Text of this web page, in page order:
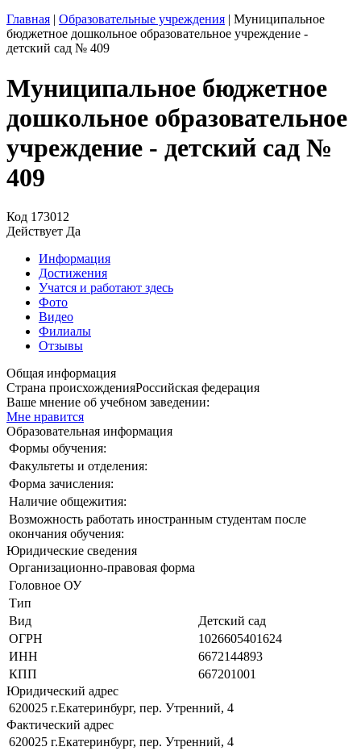
Главная | Образовательные учреждения | Муниципальное
бюджетное дошкольное образовательное учреждение -
детский сад № 409
Муниципальное бюджетное
дошкольное образовательное
учреждение - детский сад №
409
Код 173012
Действует Да
Информация
Достижения
Учатся и работают здесь
Фото
Видео
Филиалы
Отзывы
Общая информация
Страна происхожденияРоссийская федерация
Ваше мнение об учебном заведении:
Мне нравится
Образовательная информация
Формы обучения:
Факультеты и отделения:
Форма зачисления:
Наличие общежития:
Возможность работать иностранным студентам после
окончания обучения:
Юридические сведения
Организационно-правовая форма
Головное ОУ
Тип
Вид
Детский сад
ОГРН
1026605401624
ИНН
6672144893
КПП
667201001
Юридический адрес
620025 г.Екатеринбург, пер. Утренний, 4
Фактический адрес
620025 г.Екатеринбург, пер. Утренний, 4